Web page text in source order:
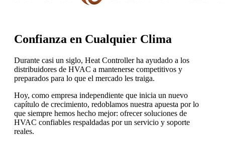
Confianza en Cualquier Clima
Durante casi un siglo, Heat Controller ha ayudado a los
distribuidores de HVAC a mantenerse competitivos y
preparados para lo que el mercado les traiga.
Hoy, como empresa independiente que inicia un nuevo
capítulo de crecimiento, redoblamos nuestra apuesta por lo
que siempre hemos hecho mejor: ofrecer soluciones de
HVAC confiables respaldadas por un servicio y soporte
reales.